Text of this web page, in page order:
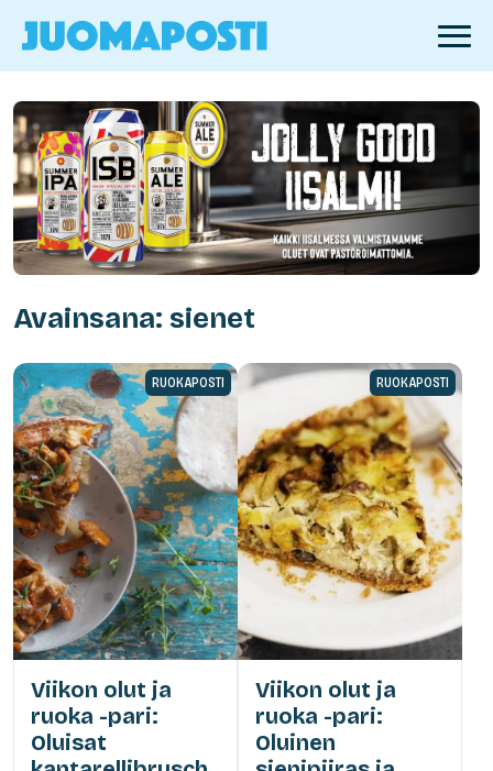
Avainsana: sienet
RUOKAPOSTI
Viikon olut ja
ruoka -pari:
Oluisat
RUOKAPOSTI
Viikon olut ja
ruoka -pari:
Oluinen